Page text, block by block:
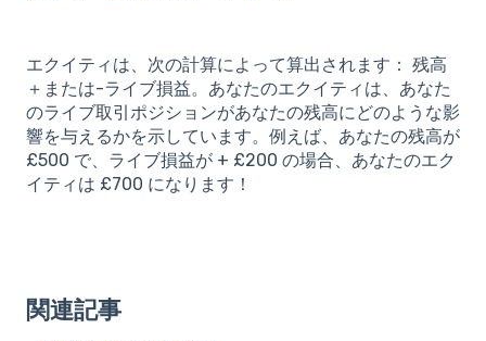
エクイティは、次の計算によって算出されます： 残高
＋または-ライブ損益。あなたのエクイティは、あなた
のライブ取引ポジションがあなたの残高にどのような影
響を与えるかを示しています。例えば、あなたの残高が
£500 で、ライブ損益が + £200 の場合、あなたのエク
イティは £700 になります！
関連記事